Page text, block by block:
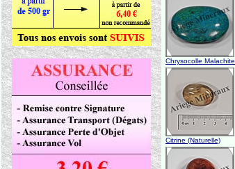
Chrysocolle Malachite
Citrine (Naturelle)